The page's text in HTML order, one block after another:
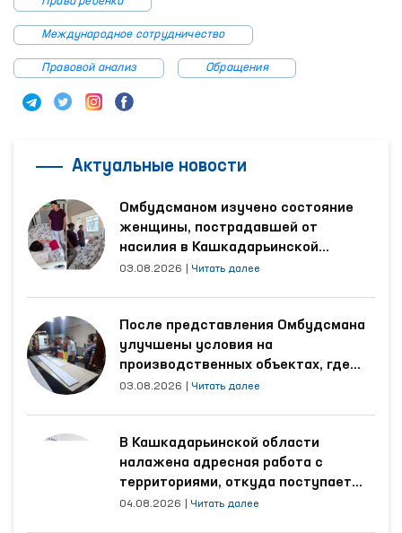
Международное сотрудничество
Правовой анализ Обращения
Актуальные новости
Омбудсманом изучено состояние
женщины, пострадавшей от
насилия в Кашкадарьинской
области
03.08.2026 Читать далее
После представления Омбудсмана
улучшены условия на
производственных объектах, где
трудятся осуждённые
03.08.2026 Читать далее
В Кашкадарьинской области
налажена адресная работа с
территориями, откуда поступает
наибольшее количество обращений
04.08.2026 Читать далее